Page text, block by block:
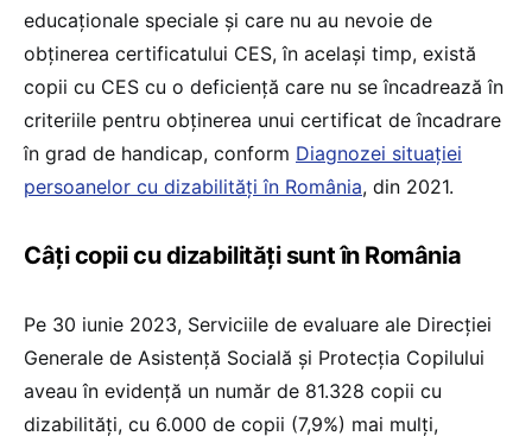
educaționale speciale și care nu au nevoie de
obținerea certificatului CES, în același timp, există
copii cu CES cu o deficiență care nu se încadrează în
criteriile pentru obținerea unui certificat de încadrare
în grad de handicap, conform Diagnozei situației
persoanelor cu dizabilități în România, din 2021.
Câți copii cu dizabilități sunt în România
Pe 30 iunie 2023, Serviciile de evaluare ale Direcţiei
Generale de Asistenţă Socială şi Protecţia Copilului
aveau în evidenţă un număr de 81.328 copii cu
dizabilităţi, cu 6.000 de copii (7,9%) mai mulţi,